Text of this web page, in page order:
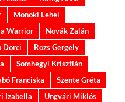
Monoki Lehel
Warrior
Novák Zalán
Dorci
Rozs Gergely
Somhegyi Krisztián
Franciska
Szente Gréta
Izabella
Ungvári Miklós